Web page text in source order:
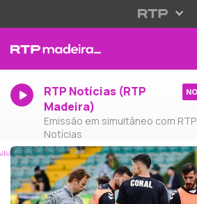
RTP Notícias (RTP
Madeira)
Emissão em simultâneo com RTP
Notícias